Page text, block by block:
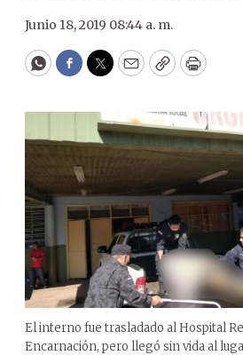
Junio 18, 2019 08:44 a. m.
WhatsApp
Facebook
Twitter
EmailCopyPrint
El interno fue trasladado al Hospital
Encarnación, pero llegó sin vida al